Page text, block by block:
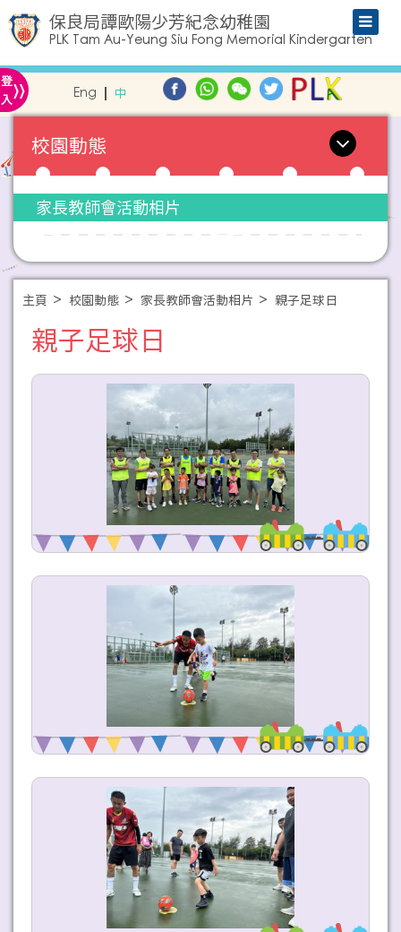
保良局譚歐陽少芳紀念幼稚園
PLK Tam Au-Yeung Siu Fong Memorial Kindergarten
登
入» Eng 中
校園動態
家長教師會活動相片
主頁 校園動態 家長教師會活動相片 親子足球日
親子足球日